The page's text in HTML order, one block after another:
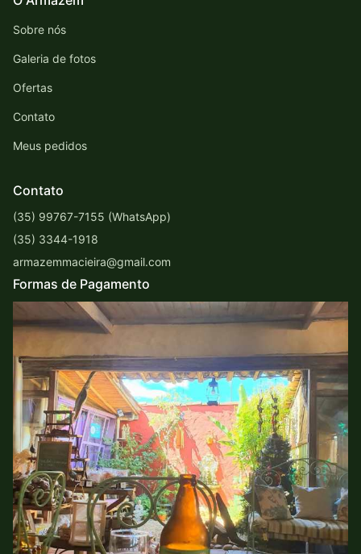
Sobre nós
Galeria de fotos
Ofertas
Contato
Meus pedidos
Contato
(35) 99767-7155 (WhatsApp)
(35) 3344-1918
armazemmacieira@gmail.com
Formas de Pagamento